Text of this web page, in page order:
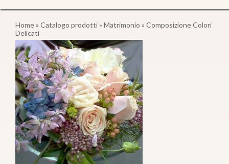
Home» Catalogo prodotti» Matrimonio » Composizione Colori
Delicati